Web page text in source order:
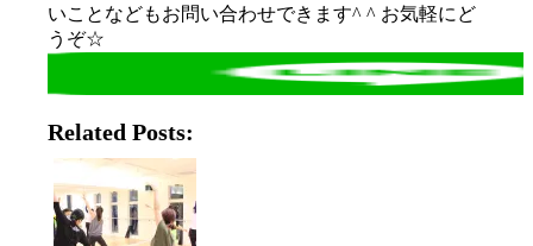
いことなどもお問い合わせできます^ ^ お気軽にど
うぞ☆
Related Posts: